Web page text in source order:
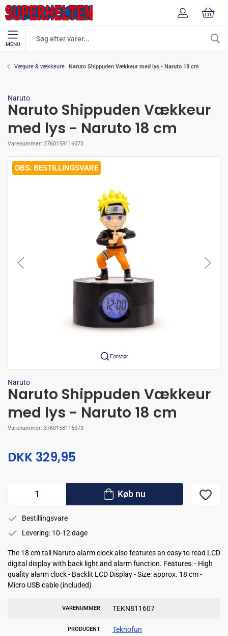
MENU
Vægure & vækkeure Naruto Shippuden Vækkeur med lys - Naruto 18 cm
Naruto
Naruto Shippuden Vækkeur
med lys - Naruto 18 cm
Varenummer: 3760158116073
BESTILLINGSVARE
Forstør
Naruto
Naruto Shippuden Vækkeur
med lys - Naruto 18 cm
Varenummer: 3760158116073
DKK 329,95
Køb nu
Bestillingsvare
Levering: 10-12 dage
The 18 cm tall Naruto alarm clock also features an easy to read LCD
digital display with back light and alarm function. Features: - High
quality alarm clock - Backlit LCD Display - Size: approx. 18 cm -
Micro USB cable (included)
VARENUMMER TEKN811607
PRODUCENT Teknofun